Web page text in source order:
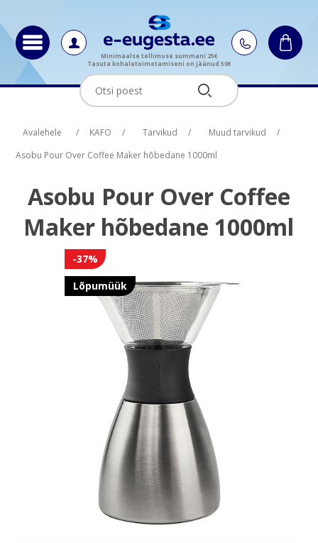
Minimaalse tellimuse summani 25€
Tasuta kohaletoimetamiseni on jäänud 50€
Avalehele / KAFO / Tarvikud / Muud tarvikud
/
Asobu Pour Over Coffee Maker hõbedane 1000ml
Asobu Pour Over Coffee
Maker hõbedane 1000ml
Lõpumüük
-37%